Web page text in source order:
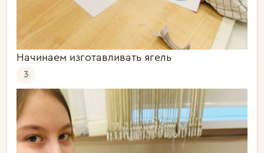
Начинаем изготавливать ягель
3